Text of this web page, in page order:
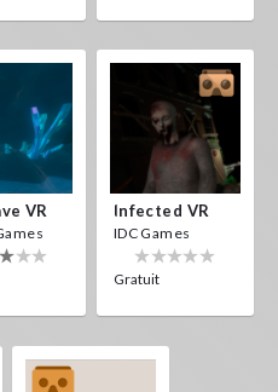
VR Infected VR
IDC Games
Gratuit